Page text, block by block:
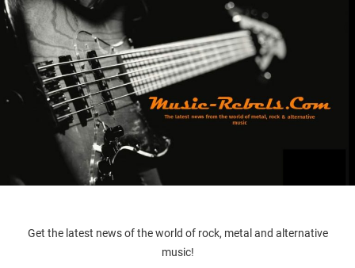
Zum
Inhalt
springen
Music-
Get the latest news of the world of rock, metal and alternative
music!